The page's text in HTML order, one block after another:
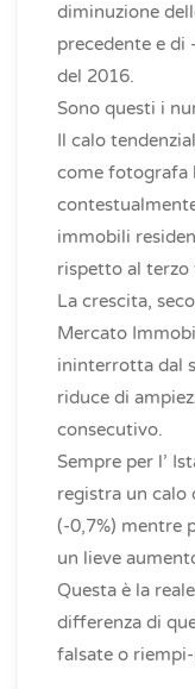
diminuzione
precedente e di
del 2016.
Sono questi i
Il calo
come fotografa
immobili
rispetto al
La crescita,
Mercato
ininterrotta dal
riduce di
consecutivo.
Sempre per l’
registra un calo
(-0,7%) mentre
un lieve
Questa è la
differenza di
falsate o